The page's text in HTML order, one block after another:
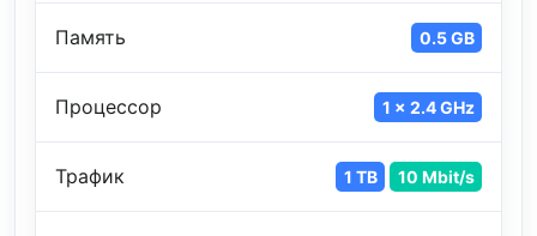
Память 0.5 GB
Процессор 1 x 2.4 GHz
Трафик 1 TB 10 Mbit/s